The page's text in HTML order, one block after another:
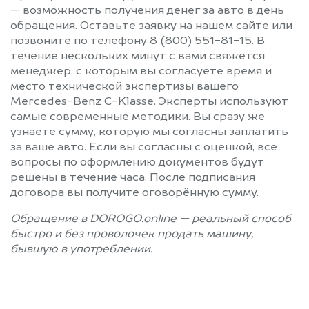
— возможность получения денег за авто в день
обращения. Оставьте заявку на нашем сайте или
позвоните по телефону 8 (800) 551-81-15. В
течение нескольких минут с вами свяжется
менеджер, с которым вы согласуете время и
место технической экспертизы вашего
Mercedes-Benz C-Klasse. Эксперты используют
самые современные методики. Вы сразу же
узнаете сумму, которую мы согласны заплатить
за ваше авто. Если вы согласны с оценкой, все
вопросы по оформлению документов будут
решены в течение часа. После подписания
договора вы получите оговорённую сумму.
Обращение в DOROGO.online — реальный способ
быстро и без проволочек продать машину,
бывшую в употреблении.